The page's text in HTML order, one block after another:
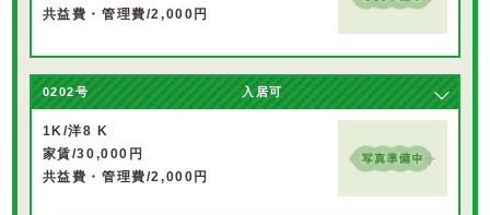
共益費・管理費/2,000円
0202号 入居可
1K/洋8 K
家賃/30,000円
共益費・管理費/2,000円